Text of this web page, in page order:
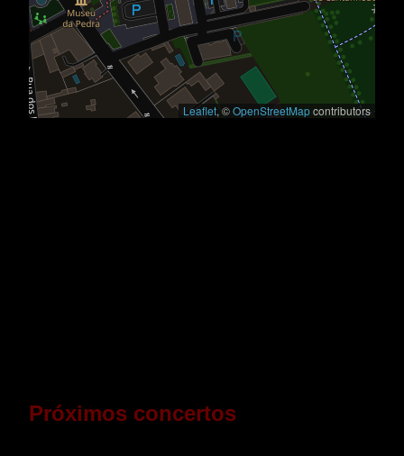
Leaflet, ©OpenStreetMapcontributors
Próximos concertos